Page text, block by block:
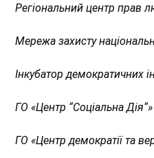
Регіональний центр прав
Мережа захисту
Інкубатор демократичних
ГО«Центр “Соціальна Дія“»
ГО «Центр демократії та